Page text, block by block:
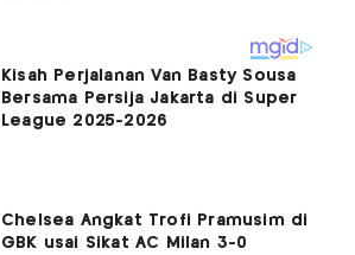
Kisah Perjalanan Van Basty Sousa
Bersama Persija Jakarta di Super
League 2025-2026
Chelsea Angkat Trofi Pramusim di
GBK usai Sikat AC Milan 3-0